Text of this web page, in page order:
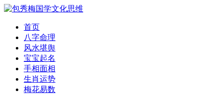
首页
八字命理
风水堪舆
宝宝起名
手相面相
生肖运势
梅花易数